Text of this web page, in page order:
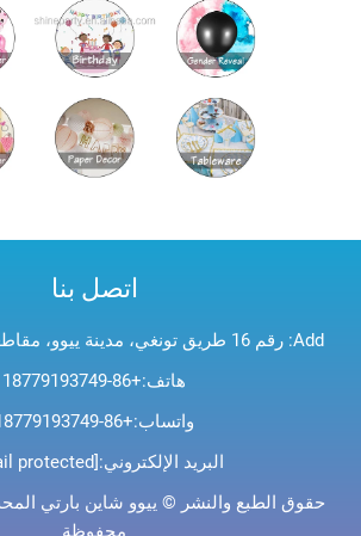
اتصل بنا
Add: رقم 16 طريق تونغي، مدينة ييوو، مقاطعة تشجيانغ، الصين
هاتف:+86-18779193749
واتساب:+86-18779193749
البريد الإلكتروني:[email protected]
حقوق الطبع والنشر © ييوو شاين بارتي
محفوظة